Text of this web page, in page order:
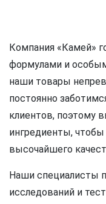
Компания «Камей»
формулами и
наши товары
постоянно
клиентов, поэтому
ингредиенты,
высочайшего
Наши специалисты
исследований и